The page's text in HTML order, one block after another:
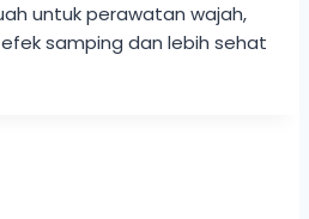
untuk perawatan wajah,
samping dan lebih sehat